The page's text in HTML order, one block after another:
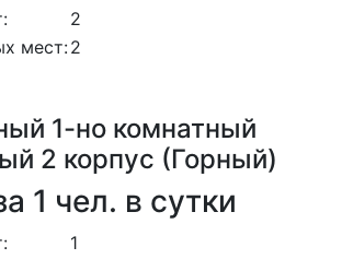
2
мест:2
1-но комнатный
2 корпус (Горный)
1 чел. в сутки
1